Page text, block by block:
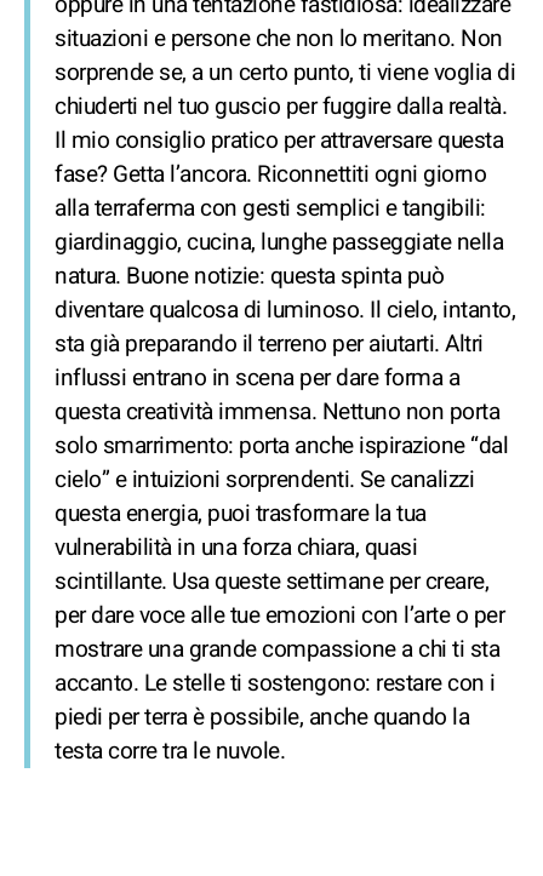
situazioni e persone che non lo meritano. Non
sorprende se, a un certo punto, ti viene voglia di
chiuderti nel tuo guscio per fuggire dalla realtà.
Il mio consiglio pratico per attraversare questa
fase? Getta l’ancora. Riconnettiti ogni giorno
alla terraferma con gesti semplici e tangibili:
giardinaggio, cucina, lunghe passeggiate nella
natura. Buone notizie: questa spinta può
diventare qualcosa di luminoso. Il cielo, intanto,
sta già preparando il terreno per aiutarti. Altri
influssi entrano in scena per dare forma a
questa creatività immensa. Nettuno non porta
solo smarrimento: porta anche ispirazione “dal
cielo” e intuizioni sorprendenti. Se canalizzi
questa energia, puoi trasformare la tua
vulnerabilità in una forza chiara, quasi
scintillante. Usa queste settimane per creare,
per dare voce alle tue emozioni con l’arte o per
mostrare una grande compassione a chi ti sta
accanto. Le stelle ti sostengono: restare con i
piedi per terra è possibile, anche quando la
testa corre tra le nuvole.